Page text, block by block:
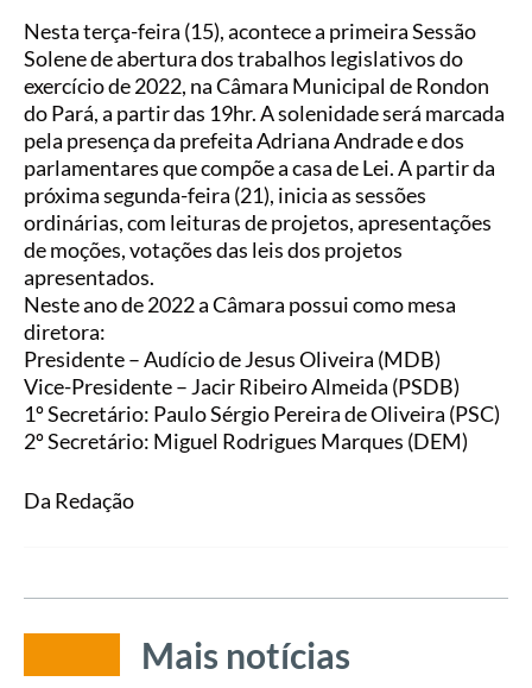
Nesta terça-feira (15), acontece a primeira Sessão
Solene de abertura dos trabalhos legislativos do
exercício de 2022, na Câmara Municipal de Rondon
do Pará, a partir das 19hr. A solenidade será marcada
pela presença da prefeita Adriana Andrade e dos
parlamentares que compõe a casa de Lei. A partir da
próxima segunda-feira (21), inicia as sessões
ordinárias, com leituras de projetos, apresentações
de moções, votações das leis dos projetos
apresentados.
Neste ano de 2022 a Câmara possui como mesa
diretora:
Presidente – Audício de Jesus Oliveira (MDB)
Vice-Presidente – Jacir Ribeiro Almeida (PSDB)
1º Secretário: Paulo Sérgio Pereira de Oliveira (PSC)
2º Secretário: Miguel Rodrigues Marques (DEM)
Da Redação
Mais notícias